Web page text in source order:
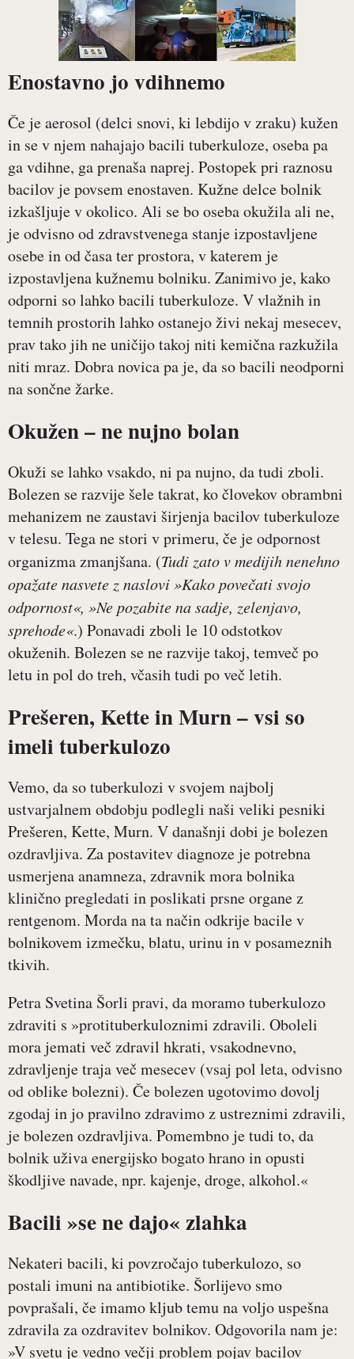
Enostavno jo vdihnemo
Če je aerosol (delci snovi, ki lebdijo v zraku) kužen
in se v njem nahajajo bacili tuberkuloze, oseba pa
ga vdihne, ga prenaša naprej. Postopek pri raznosu
bacilov je povsem enostaven. Kužne delce bolnik
izkašljuje v okolico. Ali se bo oseba okužila ali ne,
je odvisno od zdravstvenega stanje izpostavljene
osebe in od časa ter prostora, v katerem je
izpostavljena kužnemu bolniku. Zanimivo je, kako
odporni so lahko bacili tuberkuloze. V vlažnih in
temnih prostorih lahko ostanejo živi nekaj mesecev,
prav tako jih ne uničijo takoj niti kemična razkužila
niti mraz. Dobra novica pa je, da so bacili neodporni
na sončne žarke.
Okužen – ne nujno bolan
Okuži se lahko vsakdo, ni pa nujno, da tudi zboli.
Bolezen se razvije šele takrat, ko človekov obrambni
mehanizem ne zaustavi širjenja bacilov tuberkuloze
v telesu. Tega ne stori v primeru, če je odpornost
organizma zmanjšana. (Tudi zato v medijih nenehno
opažate nasvete z naslovi »Kako povečati svojo
odpornost«, »Ne pozabite na sadje, zelenjavo,
sprehode«.) Ponavadi zboli le 10 odstotkov
okuženih. Bolezen se ne razvije takoj, temveč po
letu in pol do treh, včasih tudi po več letih.
Prešeren, Kette in Murn – vsi so
imeli tuberkulozo
Vemo, da so tuberkulozi v svojem najbolj
ustvarjalnem obdobju podlegli naši veliki pesniki
Prešeren, Kette, Murn. V današnji dobi je bolezen
ozdravljiva. Za postavitev diagnoze je potrebna
usmerjena anamneza, zdravnik mora bolnika
klinično pregledati in poslikati prsne organe z
rentgenom. Morda na ta način odkrije bacile v
bolnikovem izmečku, blatu, urinu in v posameznih
tkivih.
Petra Svetina Šorli pravi, da moramo tuberkulozo
zdraviti s »protituberkuloznimi zdravili. Oboleli
mora jemati več zdravil hkrati, vsakodnevno,
zdravljenje traja več mesecev (vsaj pol leta, odvisno
od oblike bolezni). Če bolezen ugotovimo dovolj
zgodaj in jo pravilno zdravimo z ustreznimi zdravili,
je bolezen ozdravljiva. Pomembno je tudi to, da
bolnik uživa energijsko bogato hrano in opusti
škodljive navade, npr. kajenje, droge, alkohol.«
Bacili »se ne dajo« zlahka
Nekateri bacili, ki povzročajo tuberkulozo, so
postali imuni na antibiotike. Šorlijevo smo
povprašali, če imamo kljub temu na voljo uspešna
zdravila za ozdravitev bolnikov. Odgovorila nam je:
»V svetu je vedno večji problem pojav bacilov